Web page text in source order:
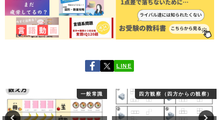
LINE
一般常識 四方観察（四方からの観察）